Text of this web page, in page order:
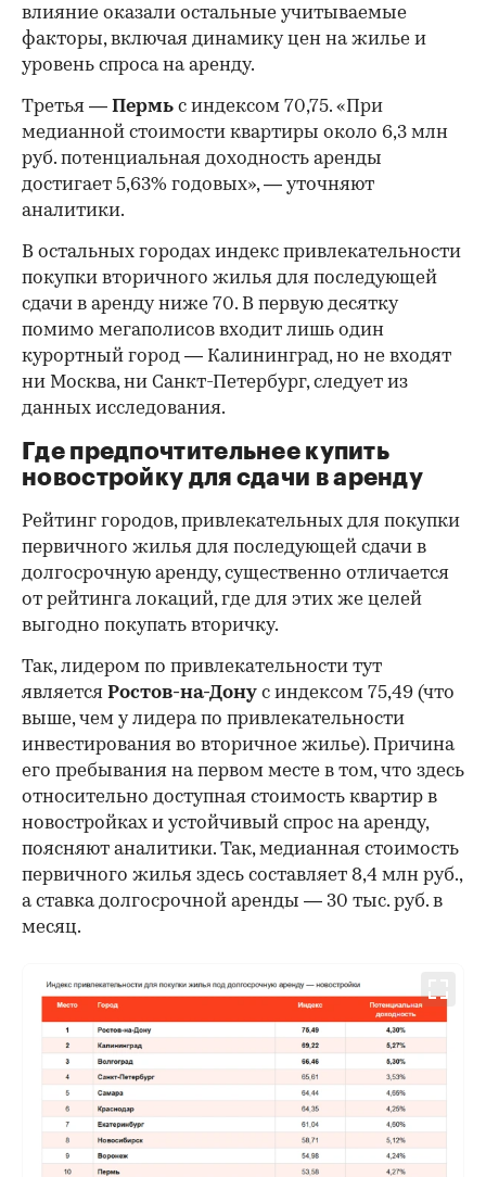
влияние оказали остальные учитываемые
факторы, включая динамику цен на жилье и
уровень спроса на аренду.
Третья — Пермь с индексом 70,75. «При
медианной стоимости квартиры около 6,3 млн
руб. потенциальная доходность аренды
достигает 5,63% годовых», — уточняют
аналитики.
В остальных городах индекс привлекательности
покупки вторичного жилья для последующей
сдачи в аренду ниже 70. В первую десятку
помимо мегаполисов входит лишь один
курортный город — Калининград, но не входят
ни Москва, ни Санкт-Петербург, следует из
данных исследования.
Где предпочтительнее купить
новостройку для сдачи в аренду
Рейтинг городов, привлекательных для покупки
первичного жилья для последующей сдачи в
долгосрочную аренду, существенно отличается
от рейтинга локаций, где для этих же целей
выгодно покупать вторичку.
Так, лидером по привлекательности тут
является Ростов-на-Дону с индексом 75,49 (что
выше, чем у лидера по привлекательности
инвестирования во вторичное жилье). Причина
его пребывания на первом месте в том, что здесь
относительно доступная стоимость квартир в
новостройках и устойчивый спрос на аренду,
поясняют аналитики. Так, медианная стоимость
первичного жилья здесь составляет 8,4 млн руб.,
а ставка долгосрочной аренды — 30 тыс. руб. в
месяц.